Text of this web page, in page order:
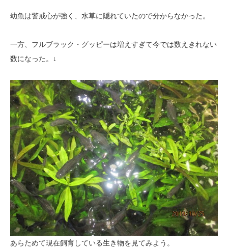
幼魚は警戒心が強く、水草に隠れていたので分からなかった。
一方、フルブラック・グッピーは増えすぎて今では数えきれない
数になった。↓
あらためて現在飼育している生き物を見てみよう。